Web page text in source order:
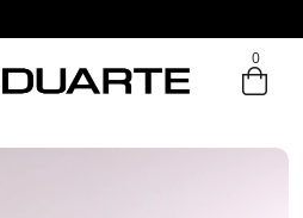
email ou cpf/cnpj
0